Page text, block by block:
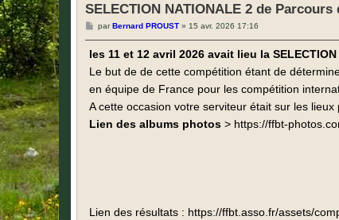
SELECTION NATIONALE 2 de
M
s
g
parBernard PROUST» 15 avr. 2026 17:16
les 11 et 12 avril 2026 avait lieu la
Le but de de cette compétition étant de
en équipe de France pour les compétition
A cette occasion votre serviteur était sur les
Lien des albums photos > https://ffbt-
Lien des résultats : https://ffbt.asso.fr/assets/